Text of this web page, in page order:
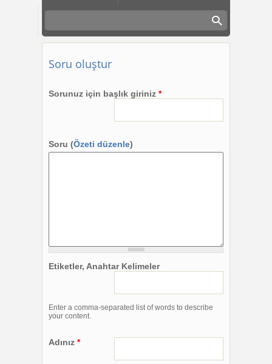
Soru oluştur
Sorunuz için başlık giriniz *
Soru (Özeti düzenle)
Etiketler, Anahtar Kelimeler
Enter a comma-separated list of words to describe
your content.
Adınız *